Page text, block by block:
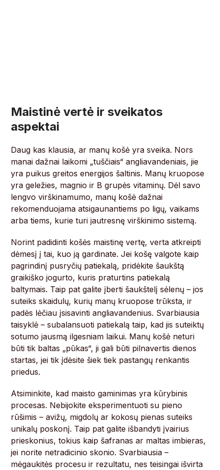
Maistinė vertė ir sveikatos
aspektai
Daug kas klausia, ar manų košė yra sveika. Nors
manai dažnai laikomi „tuščiais“ angliavandeniais, jie
yra puikus greitos energijos šaltinis. Manų kruopose
yra geležies, magnio ir B grupės vitaminų. Dėl savo
lengvo virškinamumo, manų košė dažnai
rekomenduojama atsigaunantiems po ligų, vaikams
arba tiems, kurie turi jautresnę virškinimo sistemą.
Norint padidinti košės maistinę vertę, verta atkreipti
dėmesį į tai, kuo ją gardinate. Jei košę valgote kaip
pagrindinį pusryčių patiekalą, pridėkite šaukštą
graikiško jogurto, kuris praturtins patiekalą
baltymais. Taip pat galite įberti šaukštelį sėlenų – jos
suteiks skaidulų, kurių manų kruopose trūksta, ir
padės lėčiau įsisavinti angliavandenius. Svarbiausia
taisyklė – subalansuoti patiekalą taip, kad jis suteiktų
sotumo jausmą ilgesniam laikui. Manų košė neturi
būti tik baltas „pūkas“, ji gali būti pilnavertis dienos
startas, jei tik įdėsite šiek tiek pastangų renkantis
priedus.
Atsiminkite, kad maisto gaminimas yra kūrybinis
procesas. Nebijokite eksperimentuoti su pieno
rūšimis – avižų, migdolų ar kokosų pienas suteiks
unikalų poskonį. Taip pat galite išbandyti įvairius
prieskonius, tokius kaip šafranas ar maltas imbieras,
jei norite netradicinio skonio. Svarbiausia –
mėgaukitės procesu ir rezultatu, nes teisingai išvirta